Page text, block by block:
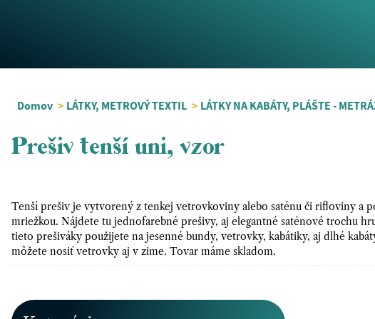
Domov > LÁTKY, METROVÝ TEXTIL > LÁTKY NA KABÁTY, PLÁŠTE -
Prešiv tenší uni, vzor
Tenší prešiv je vytvorený z tenkej vetrovkoviny alebo saténu či rifloviny a
mriežkou. Nájdete tu jednofarebné prešivy, aj elegantné saténové trochu
tieto prešiváky použijete na jesenné bundy, vetrovky, kabátiky, aj dlhé
môžete nosiť vetrovky aj v zime. Tovar máme skladom.